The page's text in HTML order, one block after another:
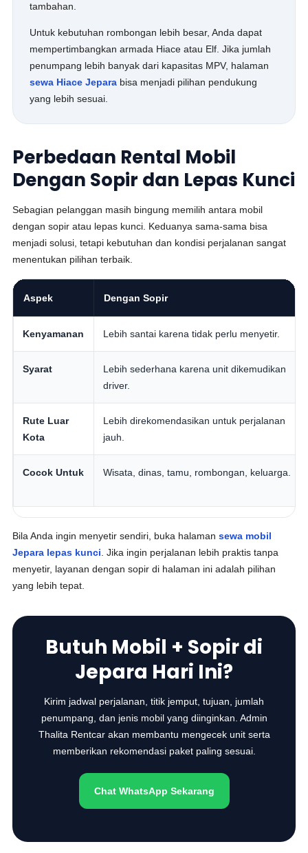
tambahan.
Untuk kebutuhan rombongan lebih besar, Anda dapat
mempertimbangkan armada Hiace atau Elf. Jika jumlah
penumpang lebih banyak dari kapasitas MPV, halaman
sewa Hiace Jepara bisa menjadi pilihan pendukung
yang lebih sesuai.
Perbedaan Rental Mobil
Dengan Sopir dan Lepas Kunci
Sebagian pelanggan masih bingung memilih antara mobil
dengan sopir atau lepas kunci. Keduanya sama-sama bisa
menjadi solusi, tetapi kebutuhan dan kondisi perjalanan sangat
menentukan pilihan terbaik.
Aspek Dengan Sopir
Kenyamanan Lebih santai karena tidak perlu menyetir.
Syarat
Lebih sederhana karena unit dikemudikan
driver.
Rute Luar
Kota
Lebih direkomendasikan untuk perjalanan
jauh.
Cocok Untuk Wisata, dinas, tamu, rombongan, keluarga.
Bila Anda ingin menyetir sendiri, buka halamansewa mobil
Jepara lepas kunci . Jika ingin perjalanan lebih praktis tanpa
menyetir, layanan dengan sopir di halaman ini adalah pilihan
yang lebih tepat.
Butuh Mobil + Sopir di
Jepara Hari Ini?
Kirim jadwal perjalanan, titik jemput, tujuan, jumlah
penumpang, dan jenis mobil yang diinginkan. Admin
Thalita Rentcar akan membantu mengecek unit serta
memberikan rekomendasi paket paling sesuai.
Chat WhatsApp Sekarang